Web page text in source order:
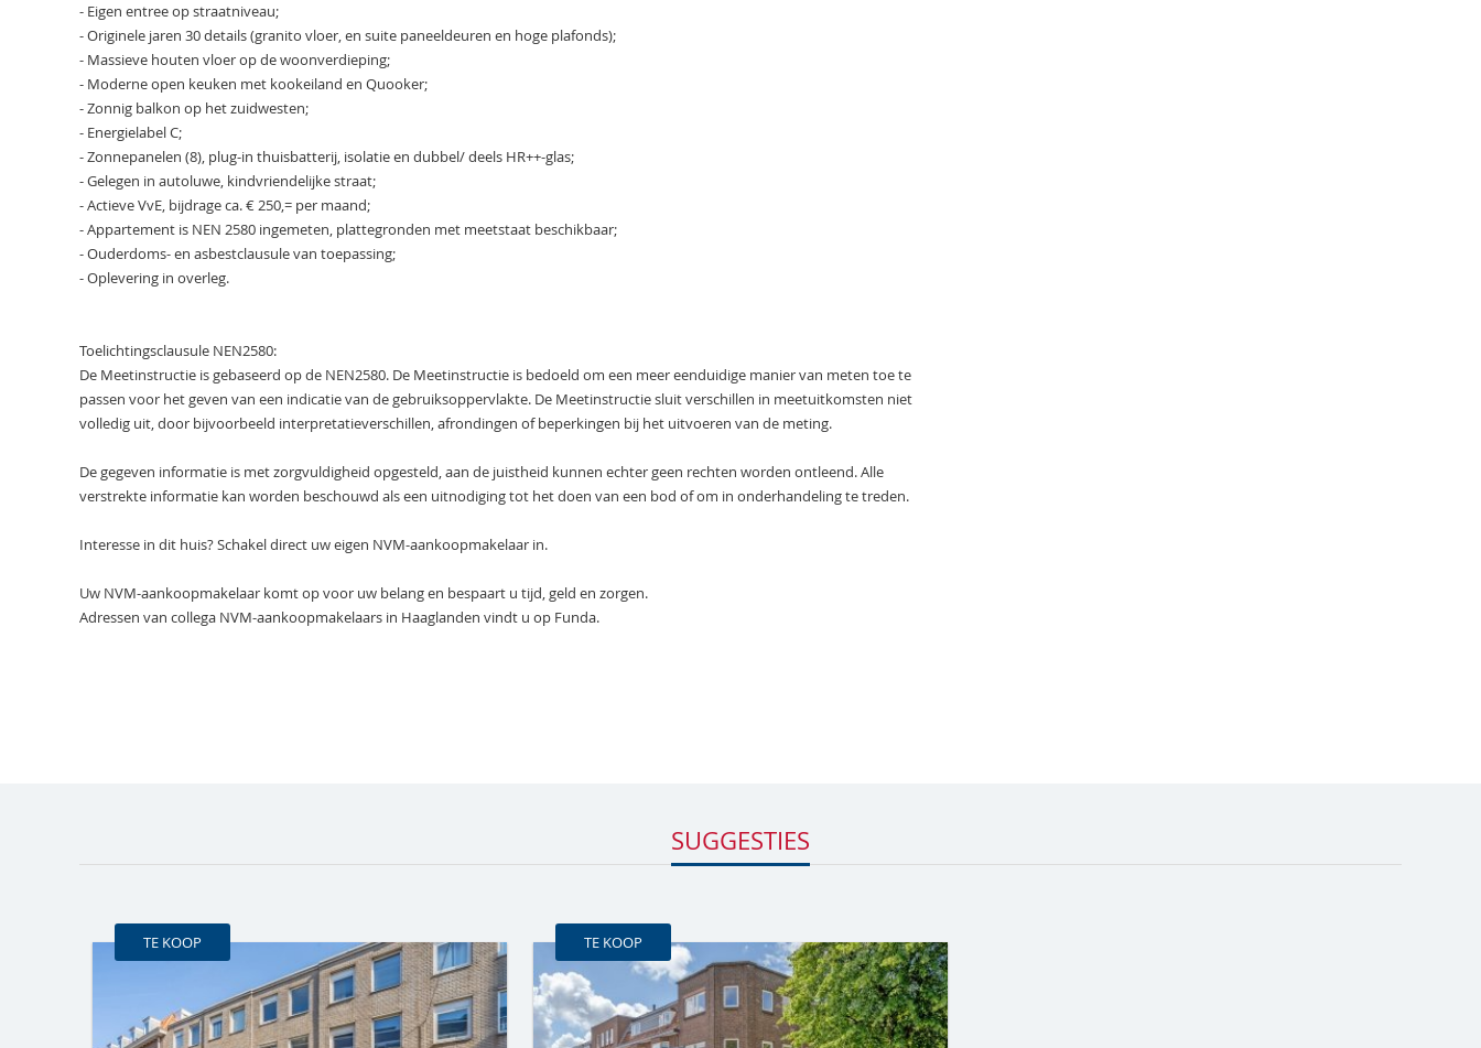
- Eigen entree op straatniveau;
- Originele jaren 30 details (granito vloer, en suite paneeldeuren en hoge plafonds);
- Massieve houten vloer op de woonverdieping;
- Moderne open keuken met kookeiland en Quooker;
- Zonnig balkon op het zuidwesten;
- Energielabel C;
- Zonnepanelen (8), plug-in thuisbatterij, isolatie en dubbel/ deels HR++-glas;
- Gelegen in autoluwe, kindvriendelijke straat;
- Actieve VvE, bijdrage ca. € 250,= per maand;
- Appartement is NEN 2580 ingemeten, plattegronden met meetstaat beschikbaar;
- Ouderdoms- en asbestclausule van toepassing;
- Oplevering in overleg.
Toelichtingsclausule NEN2580:
De Meetinstructie is gebaseerd op de NEN2580. De Meetinstructie is bedoeld om een meer eenduidige manier van meten toe te
passen voor het geven van een indicatie van de gebruiksoppervlakte. De Meetinstructie sluit verschillen in meetuitkomsten niet
volledig uit, door bijvoorbeeld interpretatieverschillen, afrondingen of beperkingen bij het uitvoeren van de meting.
De gegeven informatie is met zorgvuldigheid opgesteld, aan de juistheid kunnen echter geen rechten worden ontleend. Alle
verstrekte informatie kan worden beschouwd als een uitnodiging tot het doen van een bod of om in onderhandeling te treden.
Interesse in dit huis? Schakel direct uw eigen NVM-aankoopmakelaar in.
Uw NVM-aankoopmakelaar komt op voor uw belang en bespaart u tijd, geld en zorgen.
Adressen van collega NVM-aankoopmakelaars in Haaglanden vindt u op Funda.
SUGGESTIES
TE KOOP TE KOOP